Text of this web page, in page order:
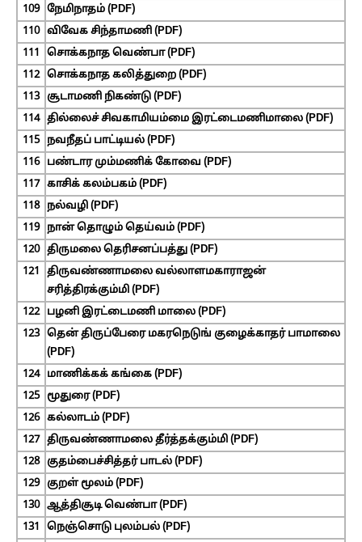
109 நேமிநாதம் (PDF)
110 விவேக சிந்தாமணி (PDF)
111
சொக்கநாத வெண்பா (PDF)
112 சொக்கநாத கலித்துறை (PDF)
113 சூடாமணி நிகண்டு (PDF)
114 தில்லைச் சிவகாமியம்மை இரட்டைமணிமாலை (PDF)
115
நவநீதப் பாட்டியல் (PDF)
116
பண்டார மும்மணிக் கோவை (PDF)
117 காசிக் கலம்பகம் (PDF)
118
நல்வழி (PDF)
119
நான் தொழும் தெய்வம் (PDF)
120 திருமலை தெரிசனப்பத்து (PDF)
121
திருவண்ணாமலை வல்லாளமகாராஜன்
சரித்திரக்கும்மி (PDF)
122
பழனி இரட்டைமணி மாலை (PDF)
123 தென் திருப்பேரை மகரநெடுங் குழைக்காதர் பாமாலை
(PDF)
124
மாணிக்கக் கங்கை (PDF)
125
மூதுரை (PDF)
126 கல்லாடம் (PDF)
127 திருவண்ணாமலை தீர்த்தக்கும்மி (PDF)
128
குதம்பைச்சித்தர் பாடல் (PDF)
129
குறள் மூலம் (PDF)
130 ஆத்திசூடி வெண்பா (PDF)
131
நெஞ்சொடு புலம்பல் (PDF)